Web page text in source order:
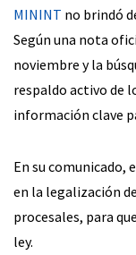
MININT no brindó
Según una nota
noviembre y la
respaldo activo de
información clave
En su comunicado,
en la legalización
procesales, para
ley.